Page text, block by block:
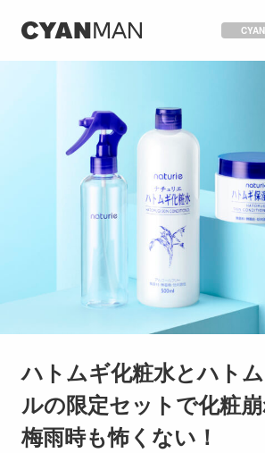
CYAN
ハトムギ化粧水とハト
ルの限定セットで化粧
梅雨時も怖くない！